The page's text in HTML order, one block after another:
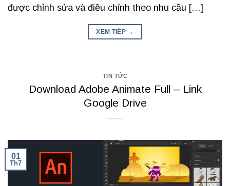
được chỉnh sửa và điều chỉnh theo nhu cầu […]
XEM TIẾP →
TIN TỨC
Download Adobe Animate Full – Link
Google Drive
01
Th7